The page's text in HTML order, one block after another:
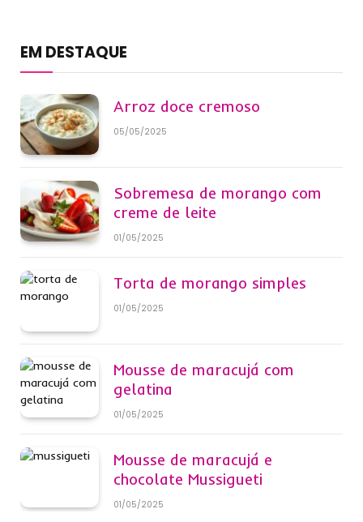
EM DESTAQUE
Arroz doce cremoso
05/05/2025
Sobremesa de morango com
creme de leite
01/05/2025
Torta de morango simples
01/05/2025
Mousse de maracujá com
gelatina
01/05/2025
Mousse de maracujá e
chocolate Mussigueti
01/05/2025